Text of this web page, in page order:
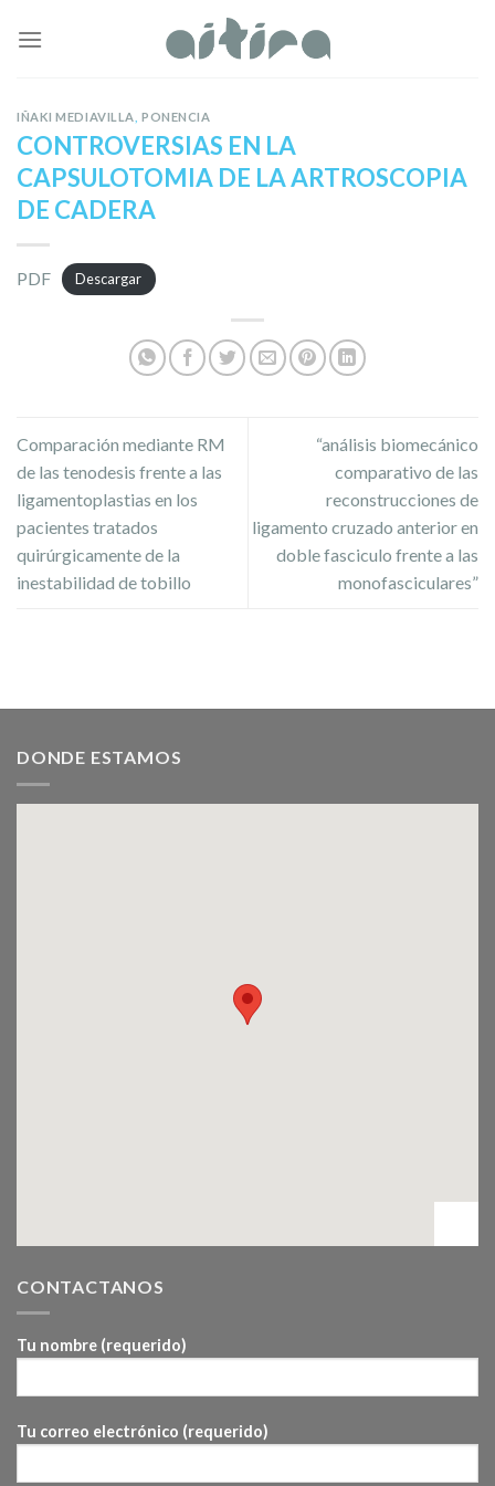
IÑAKI MEDIAVILLA ,PONENCIA
CONTROVERSIAS EN LA
CAPSULOTOMIA DE LA ARTROSCOPIA
DE CADERA
PDF Descargar
Comparación mediante RM
de las tenodesis frente a las
ligamentoplastias en los
pacientes tratados
quirúrgicamente de la
inestabilidad de tobillo
“análisis biomecánico
comparativo de las
reconstrucciones de
ligamento cruzado anterior en
doble fasciculo frente a las
monofasciculares”
DONDE ESTAMOS
CONTACTANOS
Tu nombre (requerido)
Tu correo electrónico (requerido)